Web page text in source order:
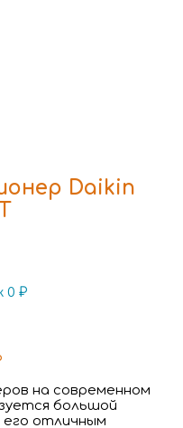
Daikin
0 ₽
на современном
большой
его отличным